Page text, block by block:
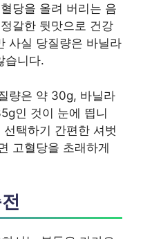
당을 올려 버리는 음
갈한 뒷맛으로 건강
사실 당질량은 바닐라
습니다.
량은 약 30g, 바닐라
인 것이 눈에 띕니
택하기 간편한 셔벗
고혈당을 초래하게